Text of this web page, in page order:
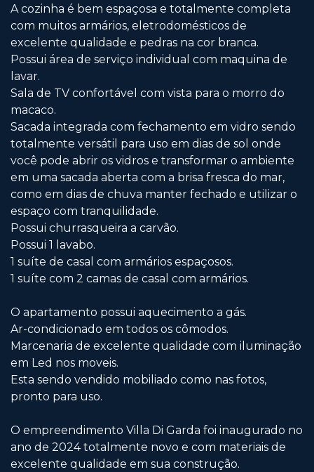
A cozinha é bem espaçosa e totalmente completa
com muitos armários, eletrodomésticos de
excelente qualidade e pedras na cor branca.
Possui área de serviço individual com maquina de
lavar.
Sala de TV confortável com vista para o morro do
macaco.
Sacada integrada com fechamento em vidro sendo
totalmente versátil para uso em dias de sol onde
você pode abrir os vidros e transformar o ambiente
em uma sacada aberta com a brisa fresca do mar,
como em dias de chuva manter fechado e utilizar o
espaço com tranquilidade.
Possui churrasqueira a carvão.
Possui 1 lavabo.
1 suíte de casal com armários espaçosos.
1 suíte com 2 camas de casal com armários.
O apartamento possui aquecimento a gás.
Ar-condicionado em todos os cômodos.
Marcenaria de excelente qualidade com iluminação
em Led nos moveis.
Esta sendo vendido mobiliado como nas fotos,
pronto para uso.
O empreendimento Villa Di Garda foi inaugurado no
ano de 2024 totalmente novo e com materiais de
excelente qualidade em sua construção.